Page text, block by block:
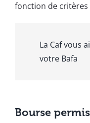
fonction de critères
La Caf vous
votre Bafa
Bourse